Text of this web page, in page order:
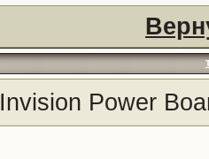
Invision Power